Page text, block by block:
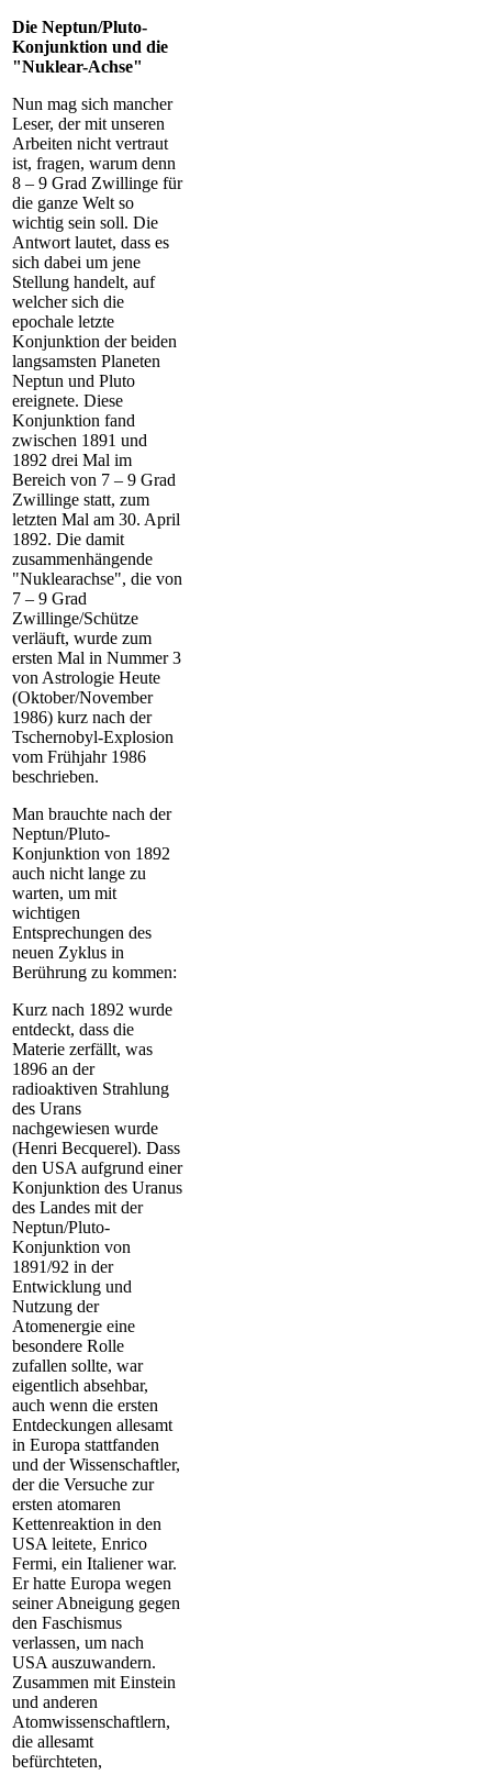
Die Neptun/Pluto-
Konjunktion und die
"Nuklear-Achse"
Nun mag sich mancher
Leser, der mit unseren
Arbeiten nicht vertraut
ist, fragen, warum denn
8 – 9 Grad Zwillinge für
die ganze Welt so
wichtig sein soll. Die
Antwort lautet, dass es
sich dabei um jene
Stellung handelt, auf
welcher sich die
epochale letzte
Konjunktion der beiden
langsamsten Planeten
Neptun und Pluto
ereignete. Diese
Konjunktion fand
zwischen 1891 und
1892 drei Mal im
Bereich von 7 – 9 Grad
Zwillinge statt, zum
letzten Mal am 30. April
1892. Die damit
zusammenhängende
"Nuklearachse", die von
7 – 9 Grad
Zwillinge/Schütze
verläuft, wurde zum
ersten Mal in Nummer 3
von Astrologie Heute
(Oktober/November
1986) kurz nach der
Tschernobyl-Explosion
vom Frühjahr 1986
beschrieben.
Man brauchte nach der
Neptun/Pluto-
Konjunktion von 1892
auch nicht lange zu
warten, um mit
wichtigen
Entsprechungen des
neuen Zyklus in
Berührung zu kommen:
Kurz nach 1892 wurde
entdeckt, dass die
Materie zerfällt, was
1896 an der
radioaktiven Strahlung
des Urans
nachgewiesen wurde
(Henri Becquerel). Dass
den USA aufgrund einer
Konjunktion des Uranus
des Landes mit der
Neptun/Pluto-
Konjunktion von
1891/92 in der
Entwicklung und
Nutzung der
Atomenergie eine
besondere Rolle
zufallen sollte, war
eigentlich absehbar,
auch wenn die ersten
Entdeckungen allesamt
in Europa stattfanden
und der Wissenschaftler,
der die Versuche zur
ersten atomaren
Kettenreaktion in den
USA leitete, Enrico
Fermi, ein Italiener war.
Er hatte Europa wegen
seiner Abneigung gegen
den Faschismus
verlassen, um nach
USA auszuwandern.
Zusammen mit Einstein
und anderen
Atomwissenschaftlern,
die allesamt
befürchteten,